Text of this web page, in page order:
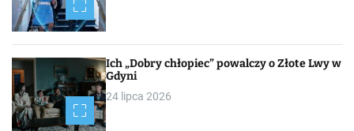
Ich „Dobry chłopiec” powalczy o Złote Lwy w
Gdyni
24 lipca 2026